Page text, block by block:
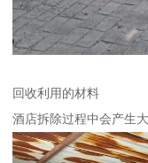
回收利用的材料
酒店拆除过程中会产生